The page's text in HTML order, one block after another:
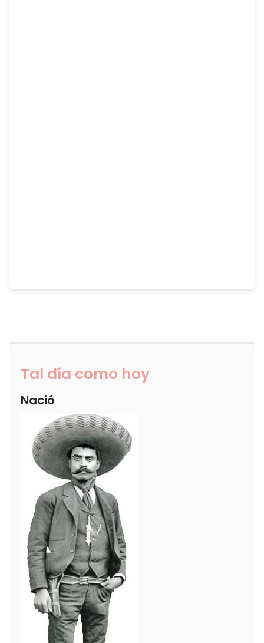
Tal día como hoy
Nació